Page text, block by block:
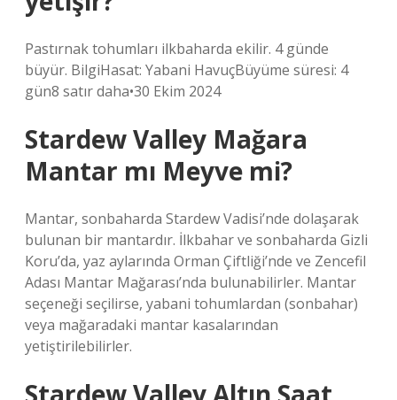
Pastırnak tohumları ilkbaharda ekilir. 4 günde
büyür. BilgiHasat: Yabani HavuçBüyüme süresi: 4
gün8 satır daha•30 Ekim 2024
Stardew Valley Mağara
Mantar mı Meyve mi?
Mantar, sonbaharda Stardew Vadisi’nde dolaşarak
bulunan bir mantardır. İlkbahar ve sonbaharda Gizli
Koru’da, yaz aylarında Orman Çiftliği’nde ve Zencefil
Adası Mantar Mağarası’nda bulunabilirler. Mantar
seçeneği seçilirse, yabani tohumlardan (sonbahar)
veya mağaradaki mantar kasalarından
yetiştirilebilirler.